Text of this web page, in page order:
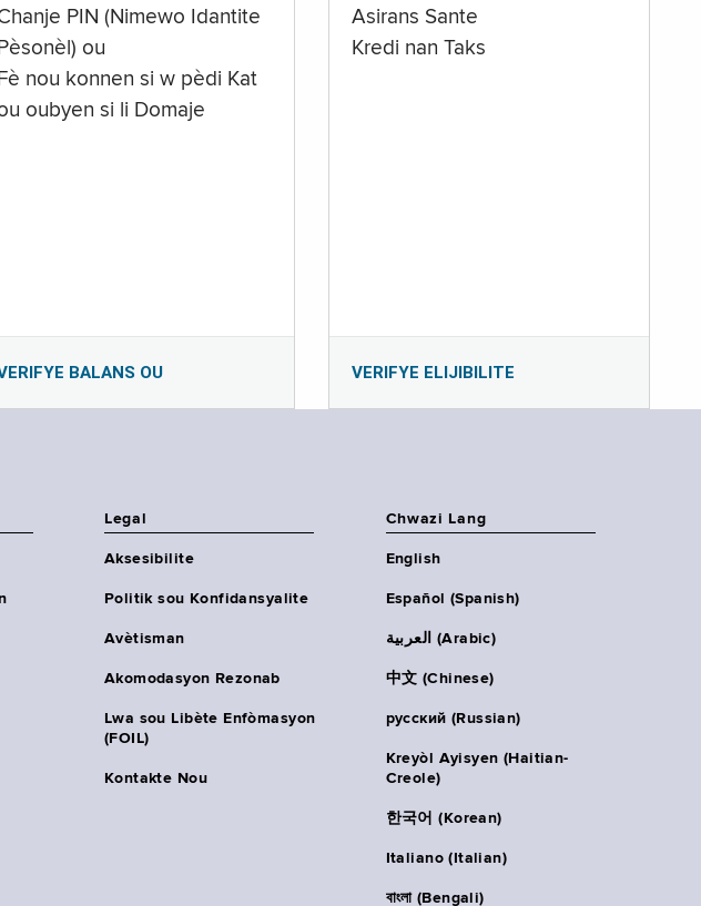
PIN (Nimewo Idantite
Pèsonèl) ou
Fè nou konnen si w pèdi Kat
oubyen si li Domaje
BALANS OU
Asirans Sante
Kredi nan Taks
VERIFYE ELIJIBILITE
Legal
Aksesibilite
Politik sou Konfidansyalite
Avètisman
Akomodasyon Rezonab
Lwa sou Libète Enfòmasyon
(FOIL)
Kontakte Nou
Chwazi Lang
English
Español (Spanish)
العربية (Arabic)
中文 (Chinese)
русский (Russian)
Kreyòl Ayisyen (Haitian-
Creole)
한국어 (Korean)
Italiano (Italian)
বাংলা (Bengali)